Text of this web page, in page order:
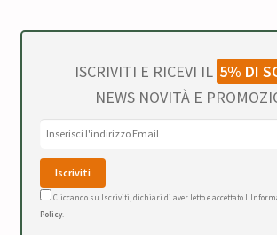
ISCRIVITI E RICEVI IL 5% DI
NEWS NOVITÀ E
Cliccando su Iscriviti, dichiari di aver letto e accettato
Policy.